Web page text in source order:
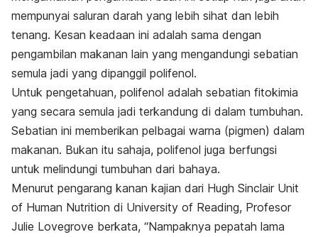
mempunyai saluran darah yang lebih sihat dan lebih
tenang. Kesan keadaan ini adalah sama dengan
pengambilan makanan lain yang mengandungi sebatian
semula jadi yang dipanggil polifenol.
Untuk pengetahuan, polifenol adalah sebatian fitokimia
yang secara semula jadi terkandung di dalam tumbuhan.
Sebatian ini memberikan pelbagai warna (pigmen) dalam
makanan. Bukan itu sahaja, polifenol juga berfungsi
untuk melindungi tumbuhan dari bahaya.
Menurut pengarang kanan kajian dari Hugh Sinclair Unit
of Human Nutrition di University of Reading, Profesor
Julie Lovegrove berkata, “Nampaknya pepatah lama